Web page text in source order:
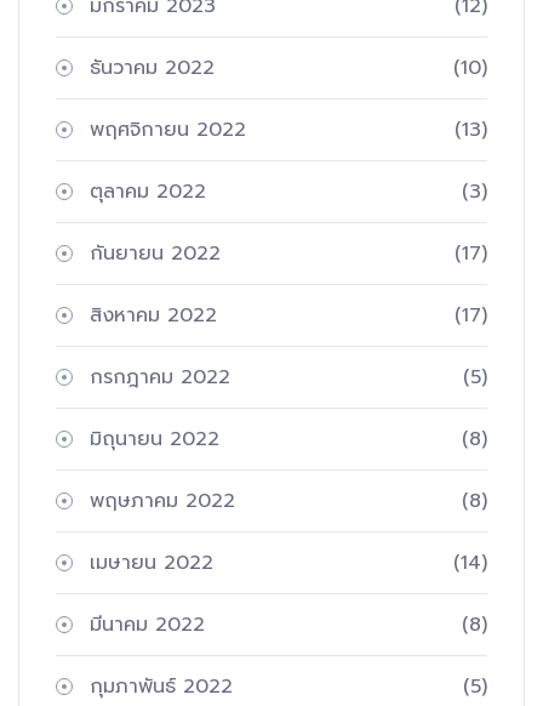
มกราคม 2023 (12)
ธันวาคม 2022 (10)
พฤศจิกายน 2022 (13)
ตุลาคม 2022 (3)
กันยายน 2022 (17)
สิงหาคม 2022 (17)
กรกฎาคม 2022 (5)
มิถุนายน 2022 (8)
พฤษภาคม 2022 (8)
เมษายน 2022 (14)
มีนาคม 2022 (8)
กุมภาพันธ์ 2022 (5)